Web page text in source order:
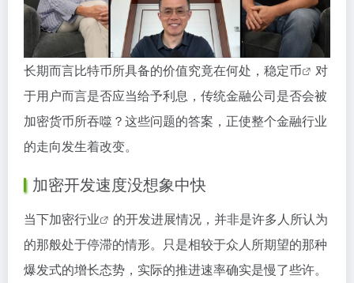
长期而言比特币所具备的价值究竟在何处， 稳定币
对
于用户而言是否应当给予利息，传统金融公司是否会被
加密货币所吞噬？这些问题的答案，正使整个金融行业
的走向发生着改变。
加密开发速度没想象中快
当下加密行业
的开发进展情况，并非是许多人所认为
的那般处于停滞的情形。只是相较于众人所期望的那种
爆发式的增长态势，实际的推进速率确实是慢了些许。